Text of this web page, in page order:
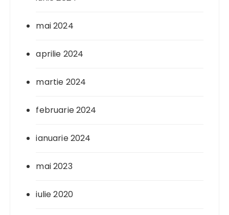
mai 2024
aprilie 2024
martie 2024
februarie 2024
ianuarie 2024
mai 2023
iulie 2020